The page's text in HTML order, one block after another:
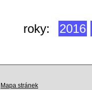
roky: 2016
Mapa stránek